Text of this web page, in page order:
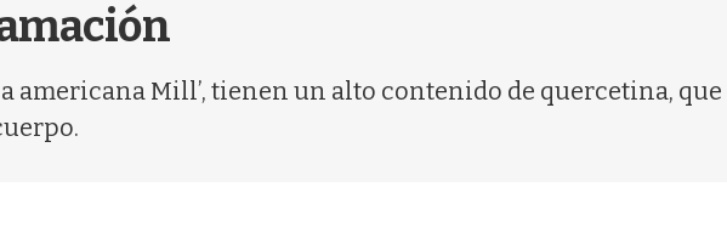
americana Mill’, tienen un alto contenido de quercetina,